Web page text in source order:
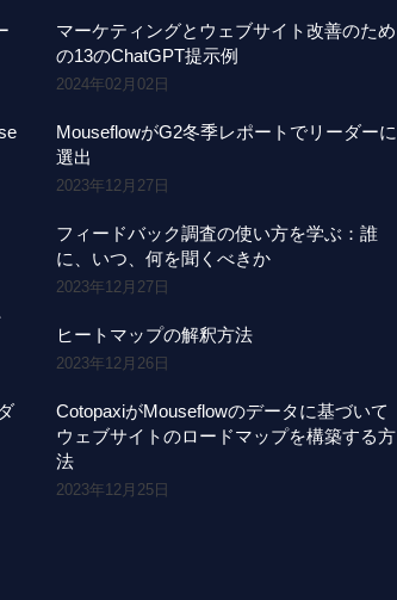
マーケティングとウェブサイト改善のため
の13のChatGPT提示例
2024年02月02日
MouseflowがG2冬季レポートでリーダーに
選出
2023年12月27日
フィードバック調査の使い方を学ぶ：誰
に、いつ、何を聞くべきか
2023年12月27日
ヒートマップの解釈方法
2023年12月26日
CotopaxiがMouseflowのデータに基づいて
ウェブサイトのロードマップを構築する方
法
2023年12月25日